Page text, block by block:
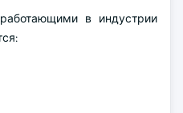
в индустрии